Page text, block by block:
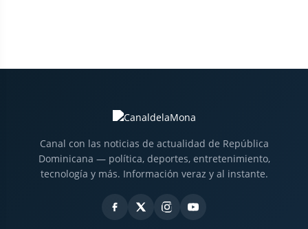
Canal con las noticias de actualidad de República
Dominicana — política, deportes, entretenimiento,
tecnología y más. Información veraz y al instante.